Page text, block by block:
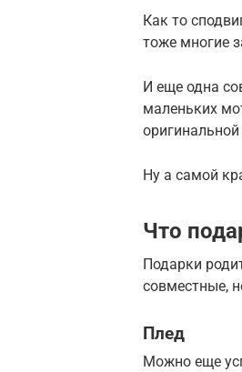
Как то
тоже многие
И еще одна
маленьких
Ну а самой
Что
Подарки
совместные,
Плед
Можно еще